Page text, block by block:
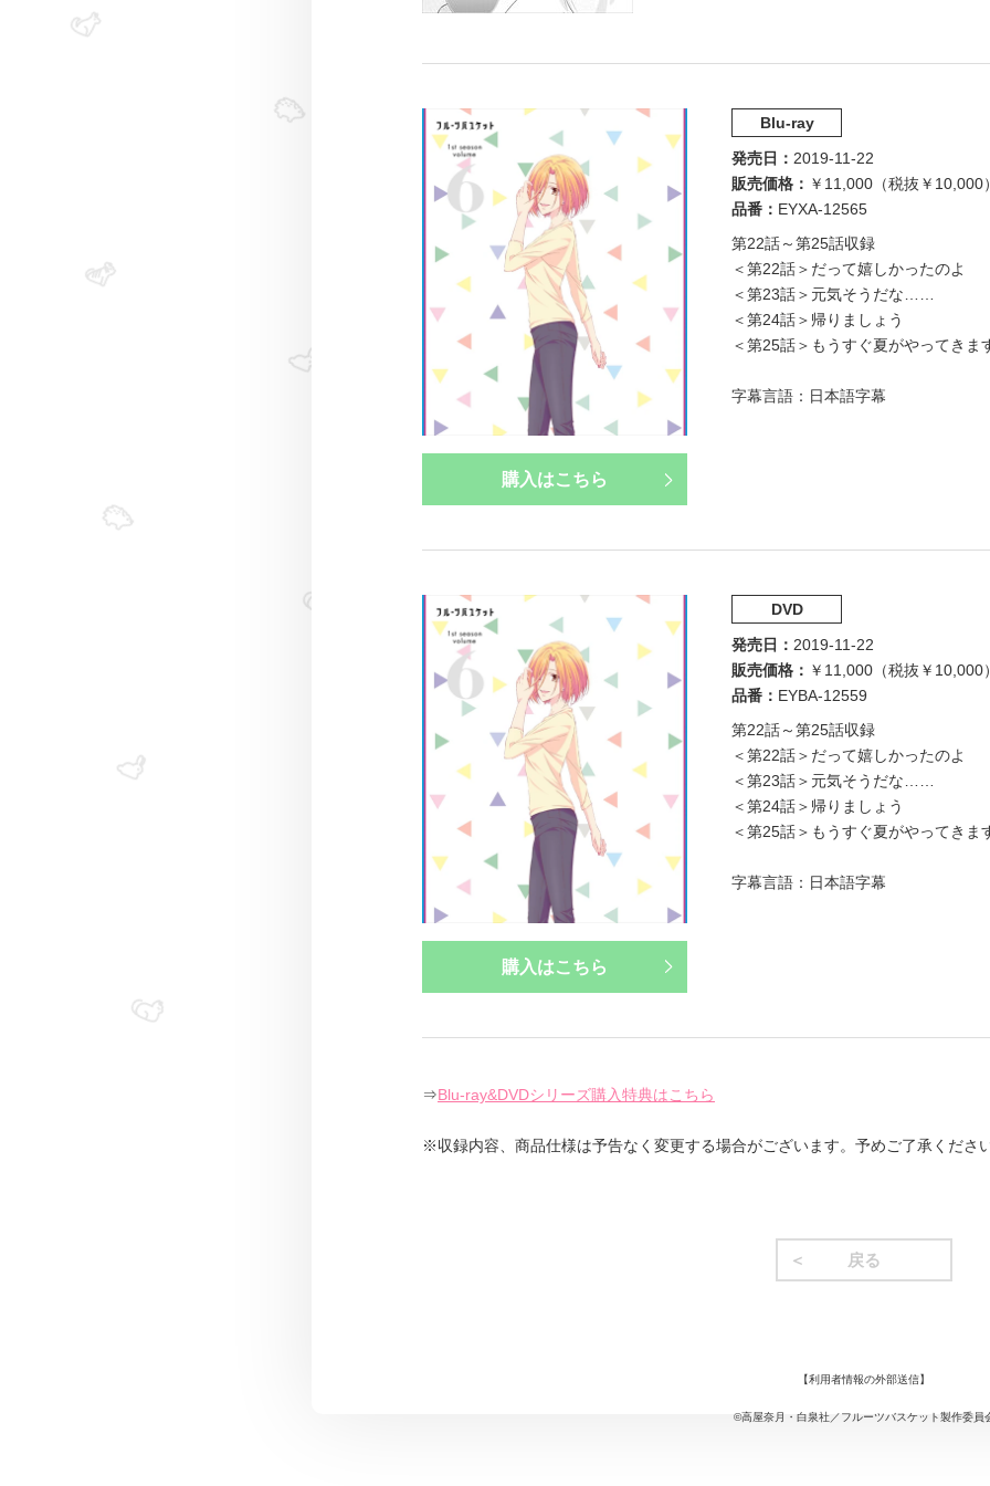
購入はこちら
Blu-ray
発売日
2019-11-22
販売価格
￥11,000（税抜￥10,000
品番
EYXA-12565
第22話～第25話収録
＜第22話＞だって嬉しかったのよ
＜第23話＞元気そうだな……
＜第24話＞帰りましょう
＜第25話＞もうすぐ夏がやってきま
字幕言語：日本語字幕
購入はこちら
DVD
発売日
2019-11-22
販売価格
￥11,000（税抜￥10,000
品番
EYBA-12559
第22話～第25話収録
＜第22話＞だって嬉しかったのよ
＜第23話＞元気そうだな……
＜第24話＞帰りましょう
＜第25話＞もうすぐ夏がやってきま
字幕言語：日本語字幕
⇒Blu-ray&DVDシリーズ購入特典はこちら
※収録内容、商品仕様は予告なく変更する場合がございます。予めご了承くださ
戻る
【利用者情報の外部送信】
©高屋奈月・白泉社／フルーツバスケット製作委員